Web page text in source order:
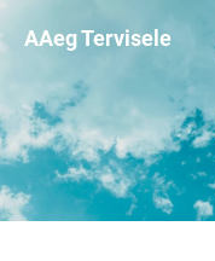
AAeg Tervisele